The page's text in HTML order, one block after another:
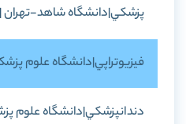
پزشکي|دانشگاه شاهد-تهران |
فيزيوتراپي|دانشگاه علوم
دندانپزشکي|دانشگاه علوم